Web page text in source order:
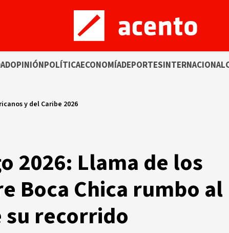
OPINIÓNPOLÍTICAECONOMÍADEPORTESINTERNACIONAL
y del Caribe 2026
2026: Llama de los
Boca Chica rumbo al
recorrido